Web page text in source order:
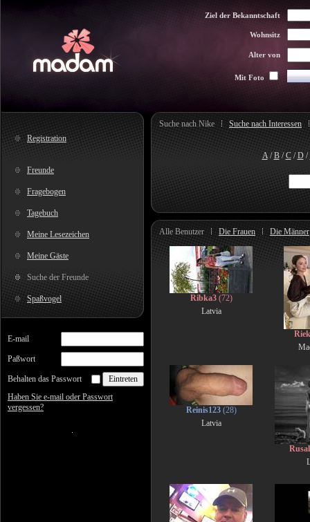
Ziel der Bekanntschaft
Wohnsitz
Alter von
Mit Foto
Registration
Freunde
Fragebogen
Tagebuch
Meine Lesezeichen
Meine Gäste
Suche der Freunde
Spaßvogel
E-mail
Paßwort
Behalten das Passwort
Haben Sie e-mail oder Passwort
vergessen?
Suche nach Nike Suche nach Interessen
A/B/C/D/
Alle Benutzer Die Frauen Die Männer
Ribka3(72)
Latvia
Reinis123(28)
Latvia